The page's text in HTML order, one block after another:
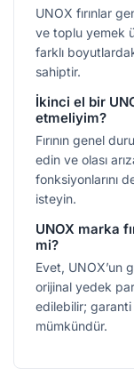
UNOX fırınlar
ve toplu yemek
farklı
sahiptir.
İkinci el bir
etmeliyim?
Fırının genel
edin ve olası
fonksiyonlarını
isteyin.
UNOX marka
mi?
Evet, UNOX’un
orijinal yedek
edilebilir;
mümkündür.